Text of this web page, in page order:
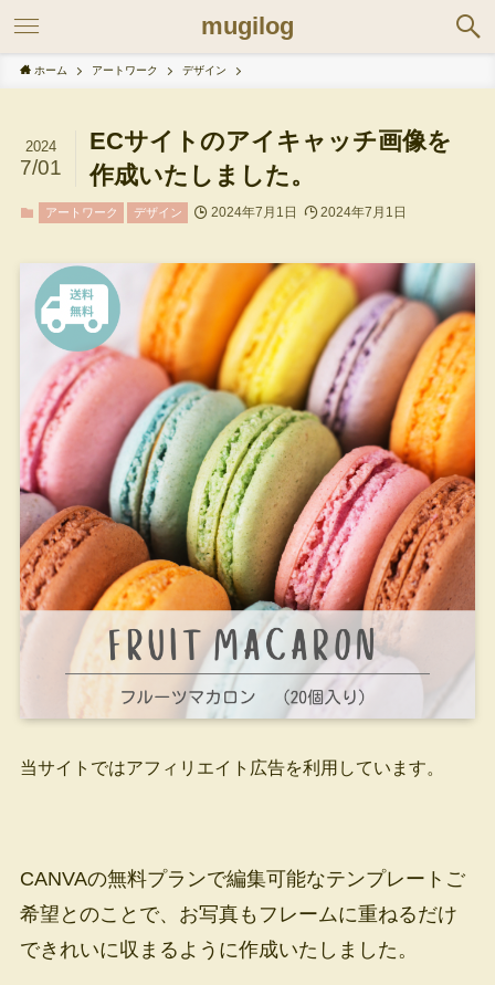
mugilog
ホーム アートワーク デザイン
ECサイトのアイキャッチ画像を
作成いたしました。
2024
7/01
アートワーク デザイン 2024年7月1日 2024年7月1日
当サイトではアフィリエイト広告を利用しています。
CANVAの無料プランで編集可能なテンプレートご
希望とのことで、お写真もフレームに重ねるだけ
できれいに収まるように作成いたしました。